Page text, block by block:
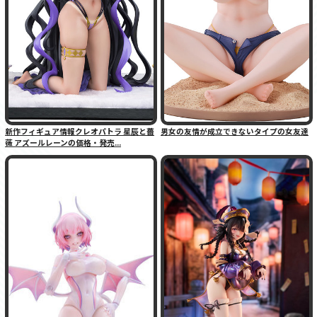
新作フィギュア情報クレオパトラ 星辰と薔
薇 アズールレーンの価格・発売...
男女の友情が成立できないタイプの女友達